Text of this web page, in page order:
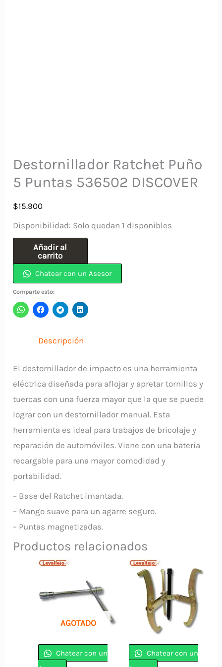
Destornillador Ratchet Puño
5 Puntas 536502 DISCOVER
$15.900
Disponibilidad: Solo quedan 1 disponibles
Destornillador
Ratchet
Puño
5
Puntas
DISCOVER
Añadir al
carrito
Chatear con un Asesor
Comparte esto:
Descripción
El destornillador de impacto es una herramienta
eléctrica diseñada para aflojar y apretar tornillos y
tuercas con una fuerza mayor que la que se puede
lograr con un destornillador manual. Esta
herramienta es ideal para trabajos de bricolaje y
reparación de automóviles. Viene con una batería
recargable para una mayor comodidad y
portabilidad.
– Base del Ratchet imantada.
– Mango suave para un agarre seguro.
– Puntas magnetizadas.
Productos relacionados
AGOTADO
Chatear con un
Chatear con un